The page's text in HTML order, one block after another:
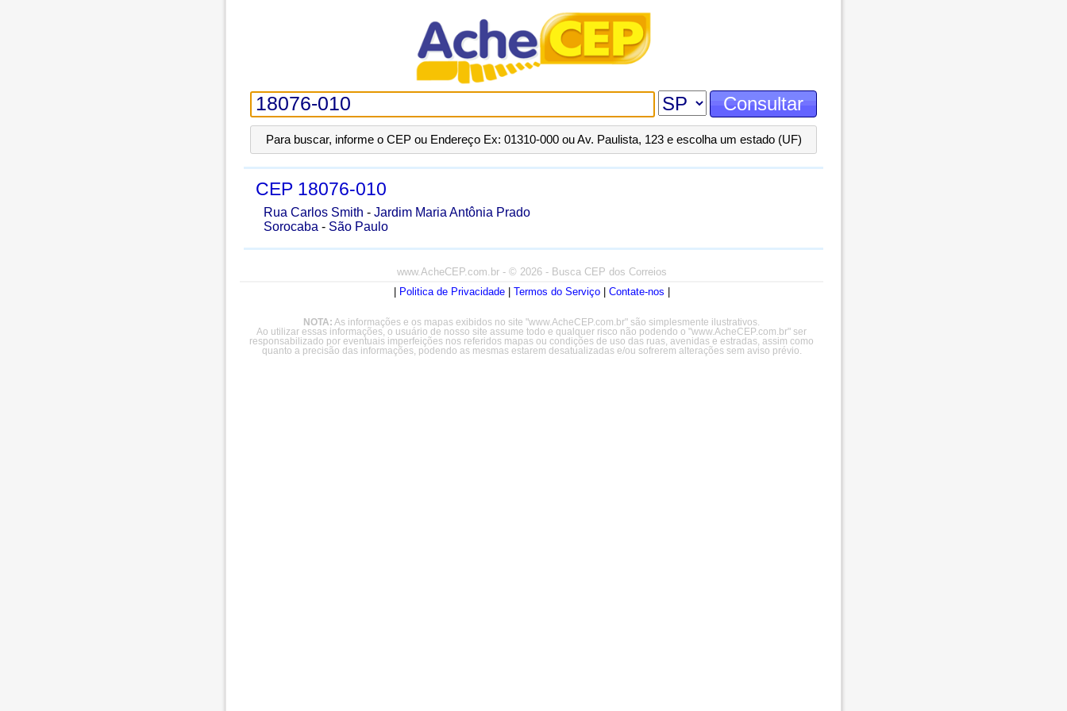
Para buscar, informe o CEP ou Endereço Ex: 01310-000 ou Av. Paulista, 123 e escolha um estado (UF)
CEP 18076-010
Rua Carlos Smith - Jardim Maria Antônia Prado
Sorocaba - São Paulo
www.AcheCEP.com.br- © 2026 - Busca CEP dos Correios
Politica de Privacidade| Termos do Serviço| Contate-nos
NOTA: As informações e os mapas exibidos no site "www.AcheCEP.com.br" são simplesmente ilustrativos.
Ao utilizar essas informações, o usuário de nosso site assume todo e qualquer risco não podendo o "www.AcheCEP.com.br" ser
responsabilizado por eventuais imperfeições nos referidos mapas ou condições de uso das ruas, avenidas e estradas, assim como
quanto a precisão das informações, podendo as mesmas estarem desatualizadas e/ou sofrerem alterações sem aviso prévio.